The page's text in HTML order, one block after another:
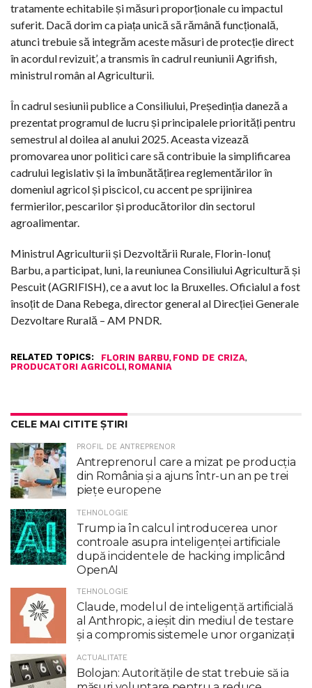
tratamente echitabile și măsuri proporționale cu impactul
suferit. Dacă dorim ca piața unică să rămână funcțională,
atunci trebuie să integrăm aceste măsuri de protecție direct
în acordul revizuit’, a transmis în cadrul reuniunii Agrifish,
ministrul român al Agriculturii.
În cadrul sesiunii publice a Consiliului, Președinția daneză a
prezentat programul de lucru și principalele priorități pentru
semestrul al doilea al anului 2025. Aceasta vizează
promovarea unor politici care să contribuie la simplificarea
cadrului legislativ și la îmbunătățirea reglementărilor în
domeniul agricol și piscicol, cu accent pe sprijinirea
fermierilor, pescarilor și producătorilor din sectorul
agroalimentar.
Ministrul Agriculturii și Dezvoltării Rurale, Florin-Ionuț
Barbu, a participat, luni, la reuniunea Consiliului Agricultură și
Pescuit (AGRIFISH), ce a avut loc la Bruxelles. Oficialul a fost
însoțit de Dana Rebega, director general al Direcției Generale
Dezvoltare Rurală – AM PNDR.
RELATED TOPICS: FLORIN BARBU, FOND DE CRIZA,
PRODUCATORI AGRICOLI, ROMANIA
CELE MAI CITITE ȘTIRI
PROFIL DE ANTREPRENOR
Antreprenorul care a mizat pe producția
din România și a ajuns într-un an pe trei
piețe europene
TEHNOLOGIE
Trump ia în calcul introducerea unor
controale asupra inteligenţei artificiale
după incidentele de hacking implicând
OpenAI
TEHNOLOGIE
Claude, modelul de inteligenţă artificială
al Anthropic, a ieşit din mediul de testare
şi a compromis sistemele unor organizaţii
ACTUALITATE
Bolojan: Autoritățile de stat trebuie să ia